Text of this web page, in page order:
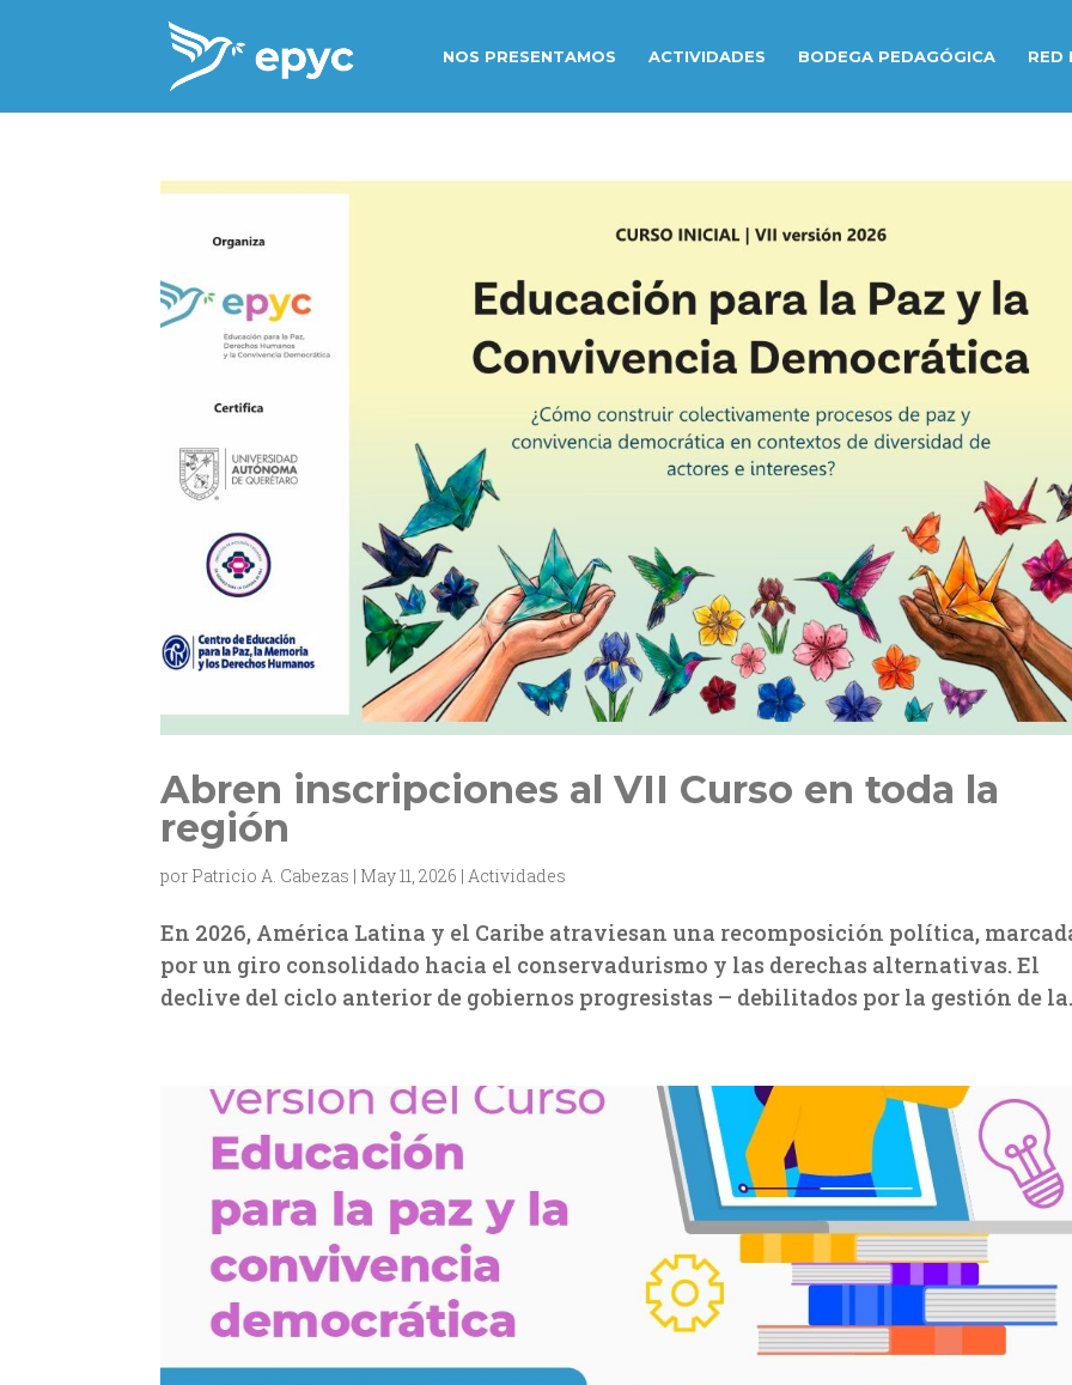
NOS PRESENTAMOS ACTIVIDADES BODEGA PEDAGÓGICA RED
Abren inscripciones al VII Curso en toda la
región
por Patricio A. Cabezas | May 11, 2026 |Actividades
En 2026, América Latina y el Caribe atraviesan una recomposición política,
por un giro consolidado hacia el conservadurismo y las derechas alternativas. El
declive del ciclo anterior de gobiernos progresistas – debilitados por la gestión de